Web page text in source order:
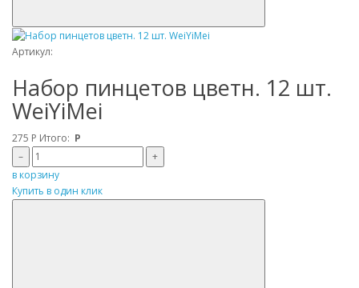
Артикул:
Набор пинцетов цветн. 12 шт.
WeiYiMei
275 Р Итого: Р
–
+
в корзину
Купить в один клик